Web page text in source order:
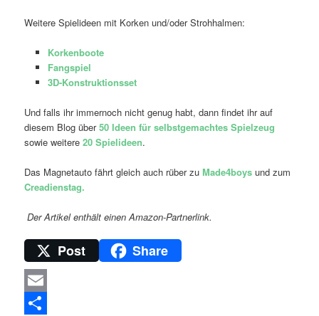
Weitere Spielideen mit Korken und/oder Strohhalmen:
Korkenboote
Fangspiel
3D-Konstruktionsset
Und falls ihr immernoch nicht genug habt, dann findet ihr auf
diesem Blog über50 Ideen für selbstgemachtes Spielzeug
sowie weitere20 Spielideen.
Das Magnetauto fährt gleich auch rüber zu Made4boys und zum
Creadienstag.
Der Artikel enthält einen Amazon-Partnerlink.
Post Share
Email